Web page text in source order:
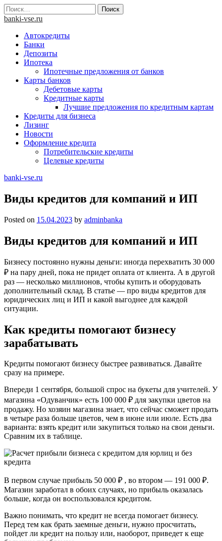
Skip
to
Найти:
banki-vse.ru
Автокредиты
Банки
Депозиты
Ипотека
Ипотечные предложения от банков
Карты банков
Дебетовые карты
Кредитные карты
Лучшие предложения по кредитным картам
Кредиты для бизнеса
Лизинг
Новости
Оформление кредита
Потребительские кредиты
Целевые кредиты
banki-vse.ru
Виды кредитов для компаний и ИП
Posted on 15.04.2023 by adminbanka
Виды кредитов для компаний и ИП
Бизнесу постоянно нужны деньги: иногда перехватить 30 000
₽ на пару дней, пока не придет оплата от клиента. А в другой
раз — несколько миллионов, чтобы купить и оборудовать
дополнительный склад. В статье — про виды кредитов для
юридических лиц и ИП и какой выгоднее для каждой
ситуации.
Как кредиты помогают бизнесу
зарабатывать
Кредиты помогают бизнесу быстрее развиваться. Давайте
сразу на примере.
Впереди 1 сентября, большой спрос на букеты для учителей. У
магазина «Одуванчик» есть 100 000 ₽ для закупки цветов на
продажу. Но хозяин магазина знает, что сейчас сможет продать
в четыре раза больше цветов, чем в июне или июле. Есть два
варианта: взять кредит или закупиться только на свои деньги.
Сравним их в таблице.
В первом случае прибыль 50 000 ₽ , во втором — 191 000 ₽.
Магазин заработал в обоих случаях, но прибыль оказалась
больше, когда он воспользовался кредитом.
Важно понимать, что кредит не всегда помогает бизнесу.
Перед тем как брать заемные деньги, нужно просчитать,
пойдет ли кредит на пользу или, наоборот, приведет к еще